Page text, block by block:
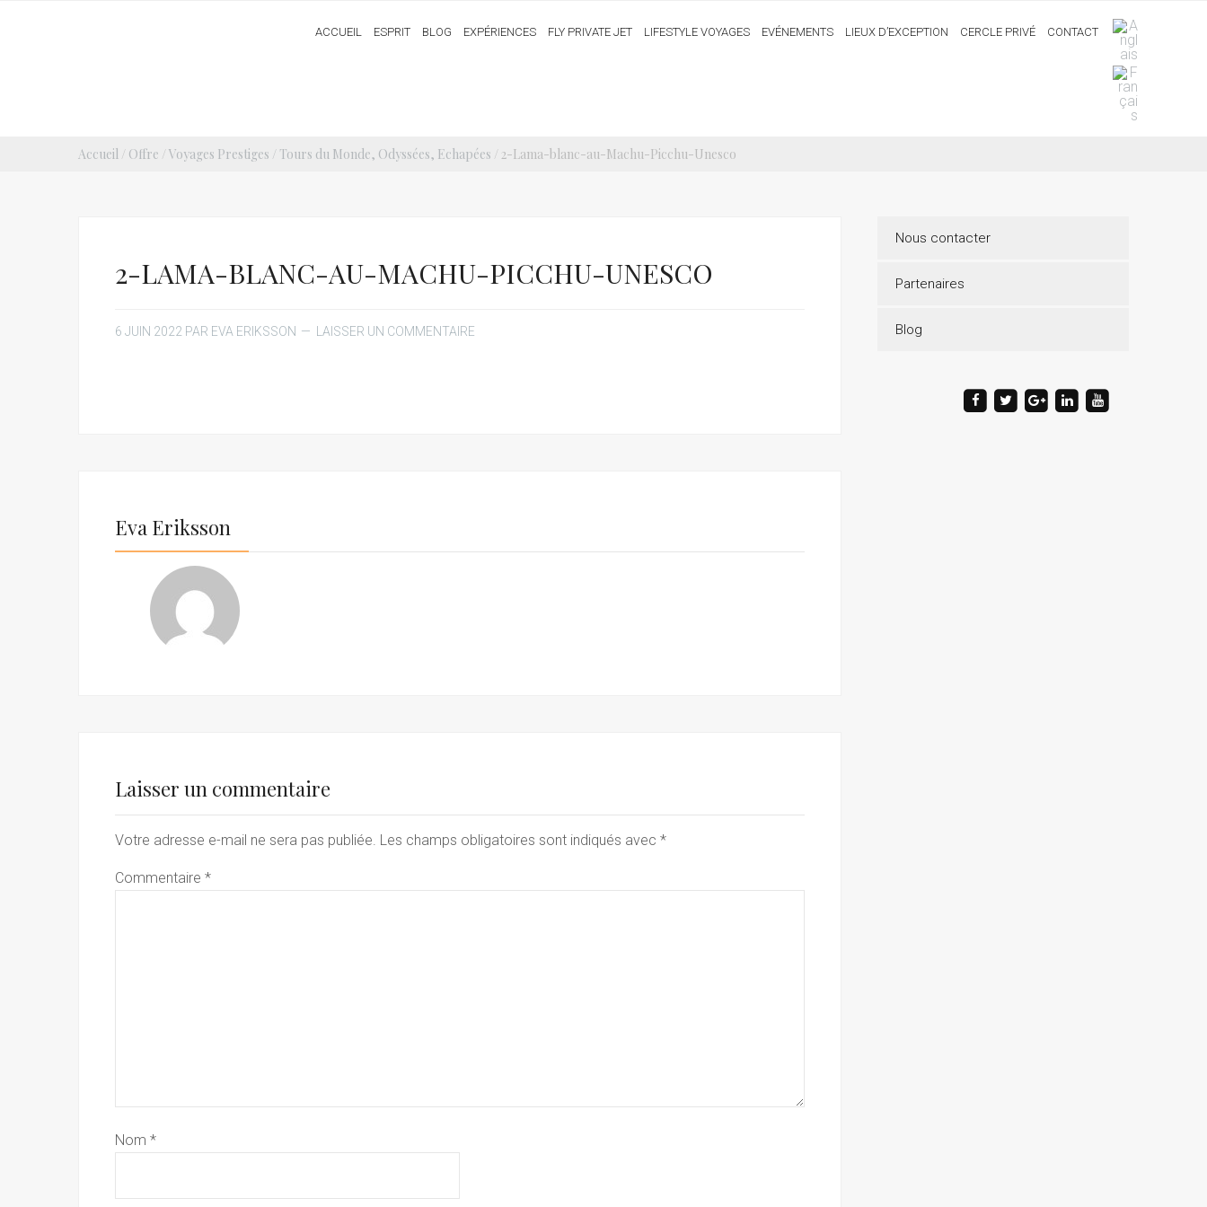
ACCUEIL ESPRIT BLOG EXPÉRIENCES FLY PRIVATE JET LIFESTYLE VOYAGES EVÉNEMENTS LIEUX D’EXCEPTION CERCLE PRIVÉ CONTACT
Accueil / Offre /Voyages Prestiges / Tours du Monde, Odyssées, Echapées / 2-Lama-blanc-au-Machu-Picchu-Unesco
2-LAMA-BLANC-AU-MACHU-PICCHU-UNESCO
6 JUIN 2022 PAR EVA ERIKSSON LAISSER UN COMMENTAIRE
Eva Eriksson
Laisser un commentaire
Votre adresse e-mail ne sera pas publiée. Les champs obligatoires sont indiqués avec *
Commentaire *
Nom *
Nous contacter
Partenaires
Blog